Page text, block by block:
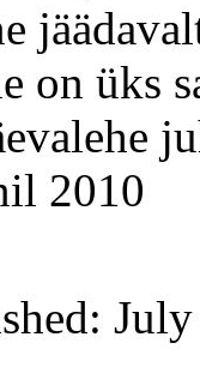
on üks
2010